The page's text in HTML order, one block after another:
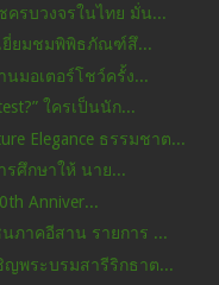
รบวงจรในไทย มั่น...
ยี่ยมชมพิพิธภัณฑ์สึ...
นมอเตอร์โชว์ครั้ง...
ใครเป็นนัก...
Elegance ธรรมชาต...
ศึกษาให้ นาย...
Anniver...
ภาคอีสาน รายการ ...
พระบรมสารีริกธาต...